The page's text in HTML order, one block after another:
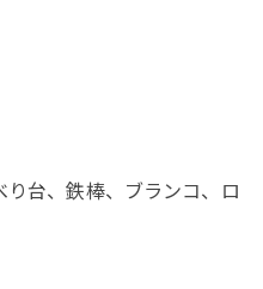
台、鉄棒、ブランコ、ロ